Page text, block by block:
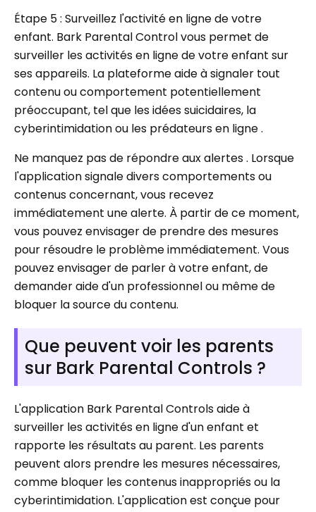
Étape 5 : Surveillez l'activité en ligne de votre
enfant. Bark Parental Control vous permet de
surveiller les activités en ligne de votre enfant sur
ses appareils. La plateforme aide à signaler tout
contenu ou comportement potentiellement
préoccupant, tel que les idées suicidaires, la
cyberintimidation ou les prédateurs en ligne .
Ne manquez pas de répondre aux alertes . Lorsque
l'application signale divers comportements ou
contenus concernant, vous recevez
immédiatement une alerte. À partir de ce moment,
vous pouvez envisager de prendre des mesures
pour résoudre le problème immédiatement. Vous
pouvez envisager de parler à votre enfant, de
demander aide d'un professionnel ou même de
bloquer la source du contenu.
Que peuvent voir les parents
sur Bark Parental Controls ?
L'application Bark Parental Controls aide à
surveiller les activités en ligne d'un enfant et
rapporte les résultats au parent. Les parents
peuvent alors prendre les mesures nécessaires,
comme bloquer les contenus inappropriés ou la
cyberintimidation. L'application est conçue pour